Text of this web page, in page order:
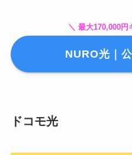
＼ 最大170,000円
NURO光｜
ドコモ光